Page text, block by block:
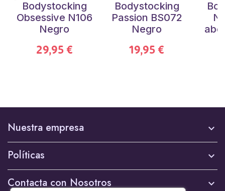
Bodystocking
Obsessive N106
Negro
29,95 €
Bodystocking
Passion BS072
Negro
19,95 €
Nuestra empresa 
Políticas 
Contacta con Nosotros 